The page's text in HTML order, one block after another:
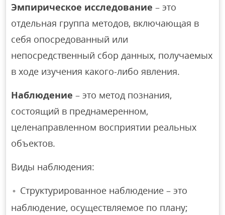
Эмпирическое исследование – это
отдельная группа методов, включающая в
себя опосредованный или
непосредственный сбор данных, получаемых
в ходе изучения какого-либо явления.
Наблюдение – это метод познания,
состоящий в преднамеренном,
целенаправленном восприятии реальных
объектов.
Виды наблюдения:
Структурированное наблюдение – это
наблюдение, осуществляемое по плану;